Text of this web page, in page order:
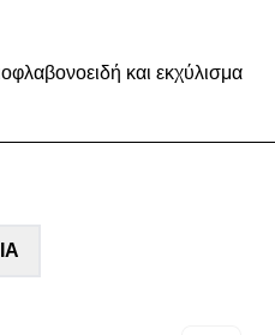
και εκχύλισμα